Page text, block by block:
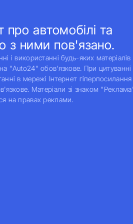
про автомобілі та
з ними пов'язано.
і використанні будь-яких матеріалів
"Auto24" обов'язкове. При цитуванні
в мережі Інтернет гіперпосилання
Матеріали зі знаком
на правах реклами.